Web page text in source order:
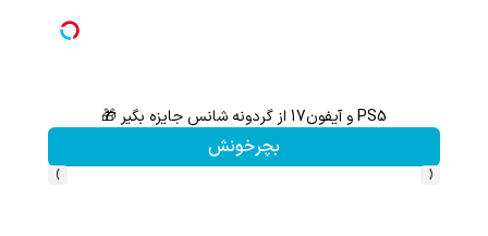
ثبت نام کن؛خرید کن؛نقره ببر
کلیک کن!
‹
›